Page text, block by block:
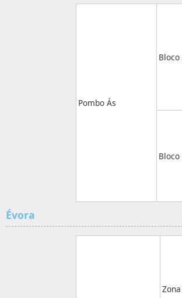
Pombo Ás
Bloco
Bloco
Évora